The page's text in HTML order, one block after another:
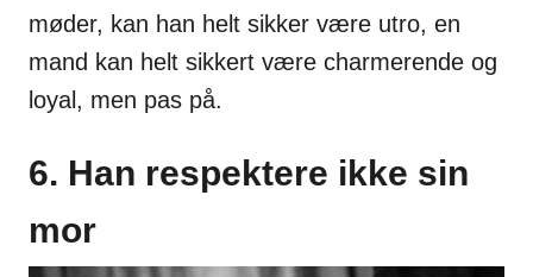
møder, kan han helt sikker være utro, en
mand kan helt sikkert være charmerende og
loyal, men pas på.
6. Han respektere ikke sin
mor